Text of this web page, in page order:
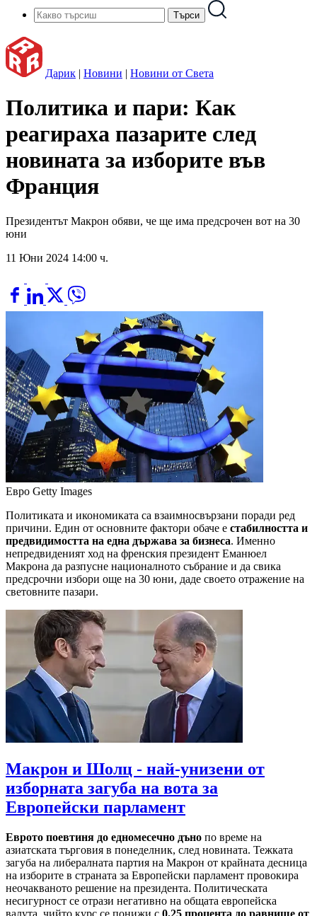
Дарик | Новини | Новини от Света
Политика и пари: Как
реагираха пазарите след
новината за изборите във
Франция
Президентът Макрон обяви, че ще има предсрочен вот на 30
юни
11 Юни 2024 14:00 ч.
Евро Getty Images
Политиката и икономиката са взаимносвързани поради ред
причини. Един от основните фактори обаче е стабилността и
предвидимостта на една държава за бизнеса. Именно
непредвиденият ход на френския президент Еманюел
Макрона да разпусне националното събрание и да свика
предсрочни избори още на 30 юни, даде своето отражение на
световните пазари.
Макрон и Шолц - най-унизени от
изборната загуба на вота за
Европейски парламент
Еврото поевтиня до едномесечно дъно по време на
азиатската търговия в понеделник, след новината. Тежката
загуба на либералната партия на Макрон от крайната десница
на изборите в страната за Европейски парламент провокира
неочакваното решение на президента. Политическата
несигурност се отрази негативно на общата европейска